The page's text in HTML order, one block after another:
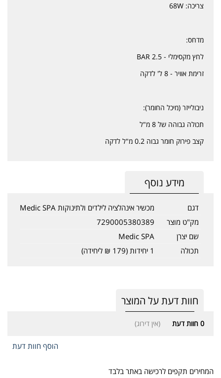
צריכה: 68W
מדחס:
לחץ מקסימלי - 2.5 BAR
זרימת אוויר - 8 ל' לדקה
ניבולייזר (מיכל החומר):
תכולה גבוהה של 8 מ"ל
קצב פירוק חומר גבוה 0.2 מ"ל לדקה
מידע נוסף
דגם
מכשיר אינהלציה לילדים ולתינוקות Medic SPA
מק"ט מוצר
7290005380389
שם יצרן
Medic SPA
תכולה
1 יחידות (179 ₪ ליחידה)
חוות דעת על המוצר
0 חוות דעת (אין דירוג)
הוסף חוות דעת
המחירים תקפים לרכישה באתר בלבד